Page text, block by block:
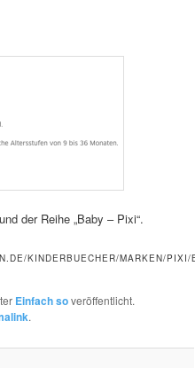
der Reihe „Baby – Pixi“.
KINDERBUECHER/MARKEN/PIXI/
Einfach soveröffentlicht.
.